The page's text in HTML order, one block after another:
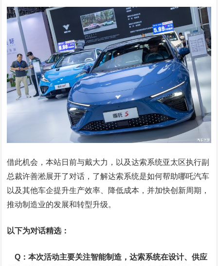
借此机会，本站日前与戴大力，以及达索系统亚太区执行副
总裁许善淞展开了对话，了解达索系统是如何帮助哪吒汽车
以及其他车企提升生产效率、降低成本，并加快创新周期，
推动制造业的发展和转型升级。
以下为对话精选：
Q：本次活动主要关注智能制造，达索系统在设计、供应